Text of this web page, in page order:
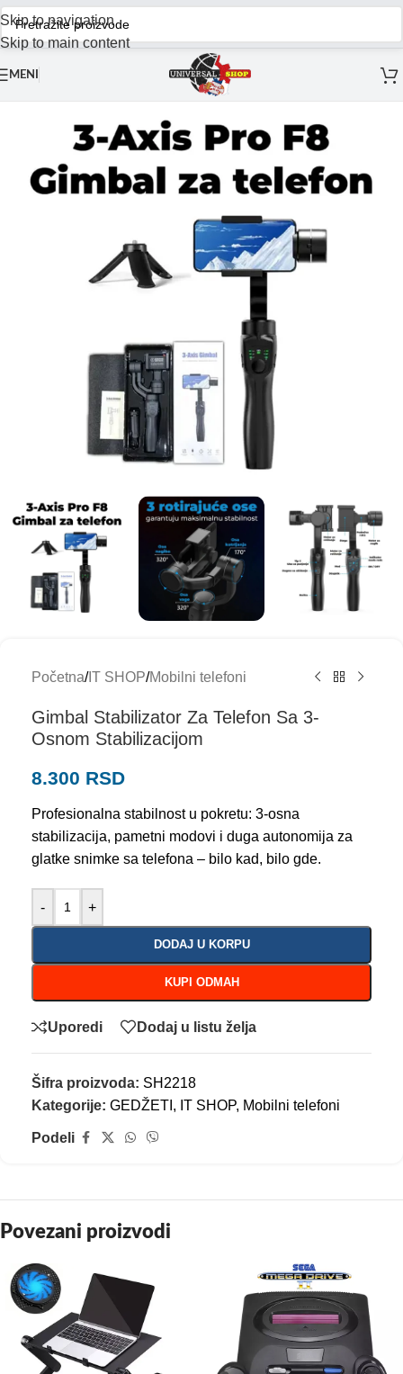
Skip to navigation
Skip to main content
MENI
Početna/IT SHOP/Mobilni telefoni
Gimbal Stabilizator Za Telefon Sa 3-
Osnom Stabilizacijom
8.300 RSD
Profesionalna stabilnost u pokretu: 3-osna
stabilizacija, pametni modovi i duga autonomija za
glatke snimke sa telefona – bilo kad, bilo gde.
- +
DODAJ U KORPU
KUPI ODMAH
Uporedi Dodaj u listu želja
Šifra proizvoda: SH2218
Kategorije: GEDŽETI , IT SHOP, Mobilni telefoni
Podeli
Povezani proizvodi